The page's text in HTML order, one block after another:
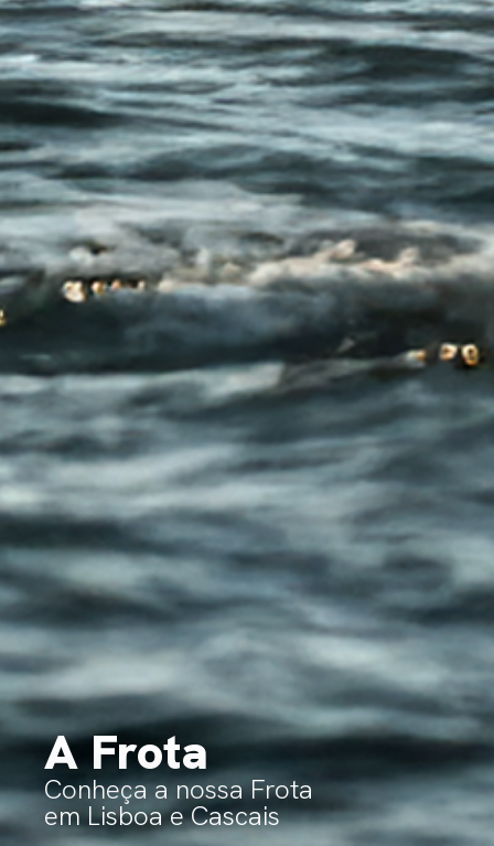
A Frota
Conheça a nossa Frota
em Lisboa e Cascais